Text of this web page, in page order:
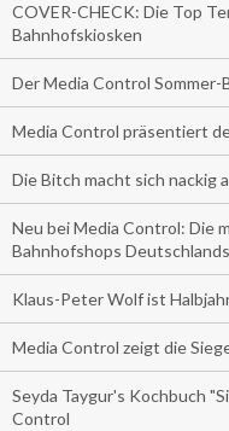
COVER-CHECK: Die Top
Bahnhofskiosken
Der Media Control
Media Control präsentiert
Die Bitch macht sich nackig
Neu bei Media Control: Die
Bahnhofshops
Klaus-Peter Wolf ist
Media Control zeigt die
Seyda Taygur's Kochbuch
Control